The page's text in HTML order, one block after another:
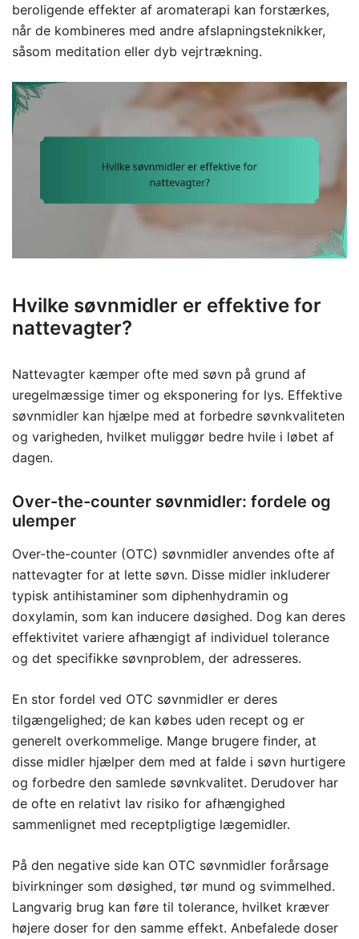
beroligende effekter af aromaterapi kan forstærkes,
når de kombineres med andre afslapningsteknikker,
såsom meditation eller dyb vejrtrækning.
Hvilke søvnmidler er effektive for
nattevagter?
Nattevagter kæmper ofte med søvn på grund af
uregelmæssige timer og eksponering for lys. Effektive
søvnmidler kan hjælpe med at forbedre søvnkvaliteten
og varigheden, hvilket muliggør bedre hvile i løbet af
dagen.
Over-the-counter søvnmidler: fordele og
ulemper
Over-the-counter (OTC) søvnmidler anvendes ofte af
nattevagter for at lette søvn. Disse midler inkluderer
typisk antihistaminer som diphenhydramin og
doxylamin, som kan inducere døsighed. Dog kan deres
effektivitet variere afhængigt af individuel tolerance
og det specifikke søvnproblem, der adresseres.
En stor fordel ved OTC søvnmidler er deres
tilgængelighed; de kan købes uden recept og er
generelt overkommelige. Mange brugere finder, at
disse midler hjælper dem med at falde i søvn hurtigere
og forbedre den samlede søvnkvalitet. Derudover har
de ofte en relativt lav risiko for afhængighed
sammenlignet med receptpligtige lægemidler.
På den negative side kan OTC søvnmidler forårsage
bivirkninger som døsighed, tør mund og svimmelhed.
Langvarig brug kan føre til tolerance, hvilket kræver
højere doser for den samme effekt. Anbefalede doser